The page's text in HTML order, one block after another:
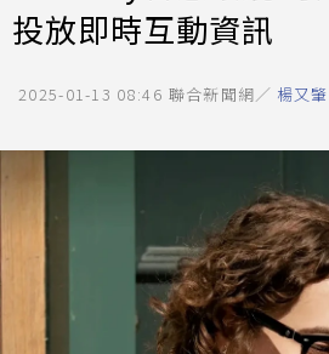
投放即時互動資訊
2025-01-13 08:46 聯合新聞網／ 楊又肇